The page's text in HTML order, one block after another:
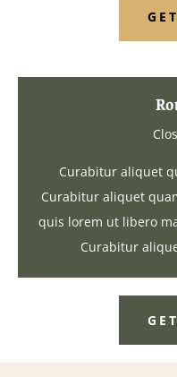
Curabitur aliquet
Curabitur aliquet
quis lorem ut libero
Curabitur